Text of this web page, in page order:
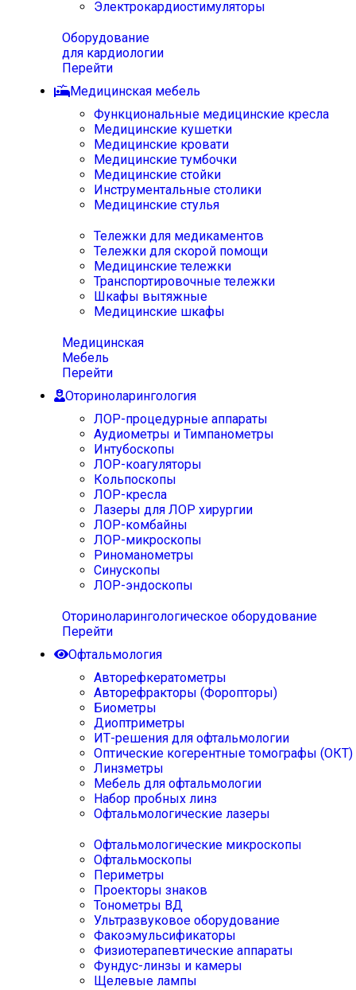
Электрокардиостимуляторы
Оборудование
для кардиологии
Перейти
Медицинская мебель
Функциональные медицинские кресла
Медицинские кушетки
Медицинские кровати
Медицинские тумбочки
Медицинские стойки
Инструментальные столики
Медицинские стулья
Тележки для медикаментов
Тележки для скорой помощи
Медицинские тележки
Транспортировочные тележки
Шкафы вытяжные
Медицинские шкафы
Медицинская
Мебель
Перейти
Оториноларингология
ЛОР-процедурные аппараты
Аудиометры и Тимпанометры
Интубоскопы
ЛОР-коагуляторы
Кольпоскопы
ЛОР-кресла
Лазеры для ЛОР хирургии
ЛОР-комбайны
ЛОР-микроскопы
Риноманометры
Синускопы
ЛОР-эндоскопы
Оториноларингологическое оборудование
Перейти
Офтальмология
Авторефкератометры
Авторефракторы (Форопторы)
Биометры
Диоптриметры
ИТ-решения для офтальмологии
Оптические когерентные томографы (ОКТ)
Линзметры
Мебель для офтальмологии
Набор пробных линз
Офтальмологические лазеры
Офтальмологические микроскопы
Офтальмоскопы
Периметры
Проекторы знаков
Тонометры ВД
Ультразвуковое оборудование
Факоэмульсификаторы
Физиотерапевтические аппараты
Фундус-линзы и камеры
Щелевые лампы